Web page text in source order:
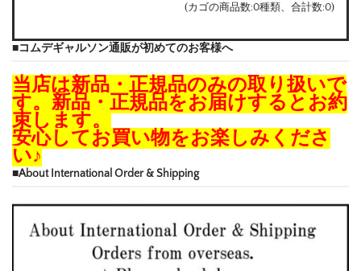
(カゴの商品数:0種類、合計数:0)
■コムデギャルソン通販が初めてのお客様へ
当店は新品・正規品のみの取り扱いで
す。新品・正規品をお届けするとお約
束します。
安心してお買い物をお楽しみくださ
い♪
■About International Order & Shipping